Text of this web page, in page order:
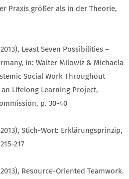
Praxis größer als in der Theorie,
Least Seven Possibilities –
in: Walter Milowiz & Michaela
Social Work Throughout
Lifelong Learning Project,
p. 30-40
Stich-Wort: Erklärungsprinzip,
217
Resource-Oriented Teamwork.